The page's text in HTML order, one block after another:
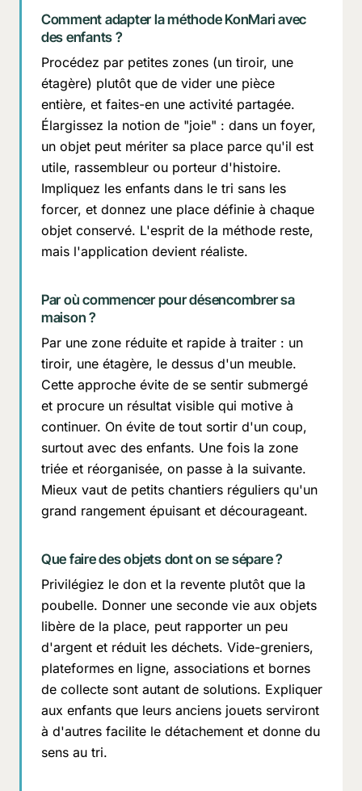
Comment adapter la méthode KonMari avec
des enfants ?
Procédez par petites zones (un tiroir, une
étagère) plutôt que de vider une pièce
entière, et faites-en une activité partagée.
Élargissez la notion de "joie" : dans un foyer,
un objet peut mériter sa place parce qu'il est
utile, rassembleur ou porteur d'histoire.
Impliquez les enfants dans le tri sans les
forcer, et donnez une place définie à chaque
objet conservé. L'esprit de la méthode reste,
mais l'application devient réaliste.
Par où commencer pour désencombrer sa
maison ?
Par une zone réduite et rapide à traiter : un
tiroir, une étagère, le dessus d'un meuble.
Cette approche évite de se sentir submergé
et procure un résultat visible qui motive à
continuer. On évite de tout sortir d'un coup,
surtout avec des enfants. Une fois la zone
triée et réorganisée, on passe à la suivante.
Mieux vaut de petits chantiers réguliers qu'un
grand rangement épuisant et décourageant.
Que faire des objets dont on se sépare ?
Privilégiez le don et la revente plutôt que la
poubelle. Donner une seconde vie aux objets
libère de la place, peut rapporter un peu
d'argent et réduit les déchets. Vide-greniers,
plateformes en ligne, associations et bornes
de collecte sont autant de solutions. Expliquer
aux enfants que leurs anciens jouets serviront
à d'autres facilite le détachement et donne du
sens au tri.